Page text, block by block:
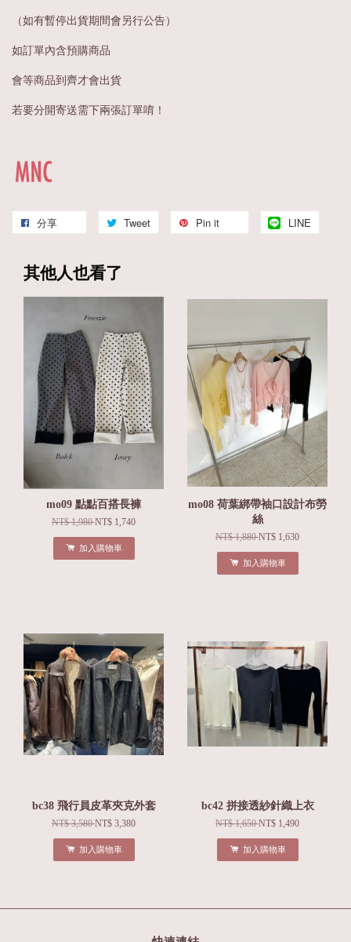
（如有暫停出貨期間會另行公告）
如訂單內含預購商品
會等商品到齊才會出貨
若要分開寄送需下兩張訂單唷！
分享 Tweet Pin it LINE
其他人也看了
mo09 點點百搭長褲
NT$ 1,980NT$ 1,740
加入購物車
mo08 荷葉綁帶袖口設計布勞
絲
NT$ 1,880NT$ 1,630
加入購物車
bc38 飛行員皮革夾克外套
NT$ 3,580NT$ 3,380
加入購物車
bc42 拼接透紗針織上衣
NT$ 1,650NT$ 1,490
加入購物車